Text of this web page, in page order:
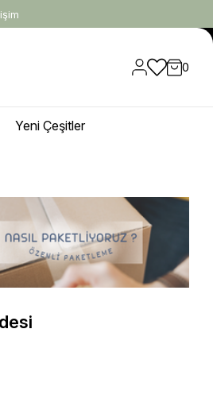
0
Yeni Çeşitler